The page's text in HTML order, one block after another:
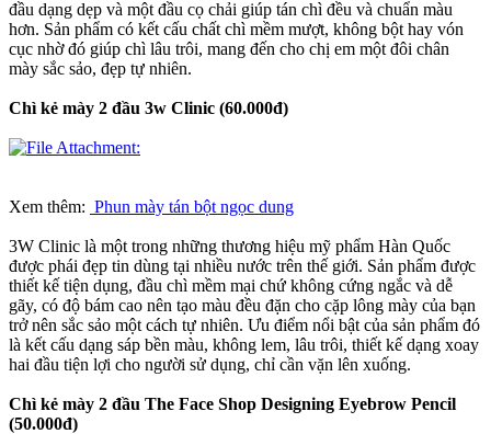
đầu dạng dẹp và một đầu cọ chải giúp tán chì đều và chuẩn màu
hơn. Sản phẩm có kết cấu chất chì mềm mượt, không bột hay vón
cục nhờ đó giúp chì lâu trôi, mang đến cho chị em một đôi chân
mày sắc sảo, đẹp tự nhiên.
Chì kẻ mày 2 đầu 3w Clinic (60.000đ)
Xem thêm: Phun mày tán bột ngọc dung
3W Clinic là một trong những thương hiệu mỹ phẩm Hàn Quốc
được phái đẹp tin dùng tại nhiều nước trên thế giới. Sản phẩm được
thiết kế tiện dụng, đầu chì mềm mại chứ không cứng ngắc và dễ
gãy, có độ bám cao nên tạo màu đều đặn cho cặp lông mày của bạn
trở nên sắc sảo một cách tự nhiên. Ưu điểm nổi bật của sản phẩm đó
là kết cấu dạng sáp bền màu, không lem, lâu trôi, thiết kế dạng xoay
hai đầu tiện lợi cho người sử dụng, chỉ cần vặn lên xuống.
Chì kẻ mày 2 đầu The Face Shop Designing Eyebrow Pencil
(50.000đ)